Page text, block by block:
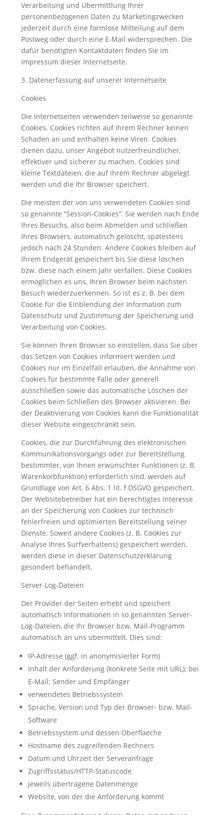
Verarbeitung und Übermittlung Ihrer
personenbezogenen Daten zu Marketingzwecken
jederzeit durch eine formlose Mitteilung auf dem
Postweg oder durch eine E-Mail widersprechen. Die
dafür benötigten Kontaktdaten finden Sie im
Impressum dieser Internetseite.
3. Datenerfassung auf unserer Internetseite
Cookies
Die Internetseiten verwenden teilweise so genannte
Cookies. Cookies richten auf Ihrem Rechner keinen
Schaden an und enthalten keine Viren. Cookies
dienen dazu, unser Angebot nutzerfreundlicher,
effektiver und sicherer zu machen. Cookies sind
kleine Textdateien, die auf Ihrem Rechner abgelegt
werden und die Ihr Browser speichert.
Die meisten der von uns verwendeten Cookies sind
so genannte “Session-Cookies”. Sie werden nach Ende
Ihres Besuchs, also beim Abmelden und schließen
Ihres Browsers, automatisch gelöscht, spätestens
jedoch nach 24 Stunden. Andere Cookies bleiben auf
Ihrem Endgerät gespeichert bis Sie diese löschen
bzw. diese nach einem Jahr verfallen. Diese Cookies
ermöglichen es uns, Ihren Browser beim nächsten
Besuch wiederzuerkennen. So ist es z. B. bei dem
Cookie für die Einblendung der Information zum
Datenschutz und Zustimmung der Speicherung und
Verarbeitung von Cookies.
Sie können Ihren Browser so einstellen, dass Sie über
das Setzen von Cookies informiert werden und
Cookies nur im Einzelfall erlauben, die Annahme von
Cookies für bestimmte Fälle oder generell
ausschließen sowie das automatische Löschen der
Cookies beim Schließen des Browser aktivieren. Bei
der Deaktivierung von Cookies kann die Funktionalität
dieser Website eingeschränkt sein.
Cookies, die zur Durchführung des elektronischen
Kommunikationsvorgangs oder zur Bereitstellung
bestimmter, von Ihnen erwünschter Funktionen (z. B.
Warenkorbfunktion) erforderlich sind, werden auf
Grundlage von Art. 6 Abs. 1 lit. f DSGVO gespeichert.
Der Websitebetreiber hat ein berechtigtes Interesse
an der Speicherung von Cookies zur technisch
fehlerfreien und optimierten Bereitstellung seiner
Dienste. Soweit andere Cookies (z. B. Cookies zur
Analyse Ihres Surfverhaltens) gespeichert werden,
werden diese in dieser Datenschutzerklärung
gesondert behandelt.
Server-Log-Dateien
Der Provider der Seiten erhebt und speichert
automatisch Informationen in so genannten Server-
Log-Dateien, die Ihr Browser bzw. Mail-Programm
automatisch an uns übermittelt. Dies sind:
IP-Adresse (ggf. in anonymisierter Form)
Inhalt der Anforderung (konkrete Seite mit URL); bei
E-Mail: Sender und Empfänger
verwendetes Betriebssystem
Sprache, Version und Typ der Browser- bzw. Mail-
Software
Betriebssystem und dessen Oberflaeche
Hostname des zugreifenden Rechners
Datum und Uhrzeit der Serveranfrage
Zugriffsstatus/HTTP-Statuscode
jeweils übertragene Datenmenge
Website, von der die Anforderung kommt
Your content goes here. Edit or remove this text
inline or in the module Content settings. You